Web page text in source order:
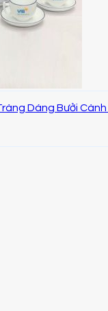
Dáng Bưởi Cành